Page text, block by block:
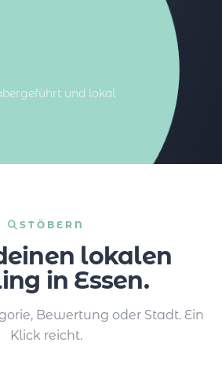
und lokal
STÖBERN
lokalen
in Essen.
Bewertung oder Stadt. Ein
Klick reicht.